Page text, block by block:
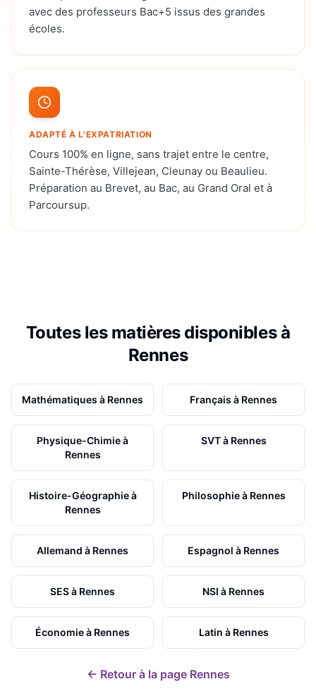
avec des professeurs Bac+5 issus des grandes
écoles.
ADAPTÉ À L'EXPATRIATION
Cours 100% en ligne, sans trajet entre le centre,
Sainte-Thérèse, Villejean, Cleunay ou Beaulieu.
Préparation au Brevet, au Bac, au Grand Oral et à
Parcoursup.
Toutes les matières disponibles à
Rennes
Mathématiques à Rennes Français à Rennes
Physique-Chimieà
Rennes
SVTà Rennes
Histoire-Géographieà
Rennes
Philosophieà Rennes
Allemand à Rennes Espagnol à Rennes
SESà Rennes NSI à Rennes
Économieà Rennes Latin à Rennes
← Retour à la page Rennes